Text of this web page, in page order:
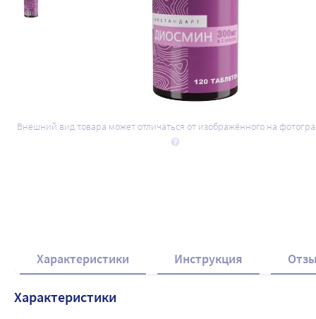
Внешний вид товара может отличаться от изображённого на
Характеристики Инструкция
Характеристики